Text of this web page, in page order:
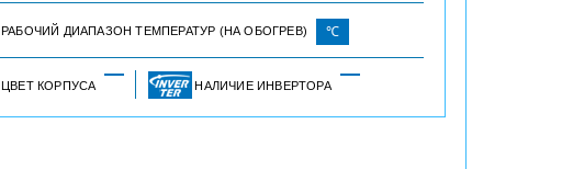
РАБОЧИЙ ДИАПАЗОН ТЕМПЕРАТУР (НА ОБОГРЕВ) ℃
ЦВЕТ КОРПУСА НАЛИЧИЕ ИНВЕРТОРА